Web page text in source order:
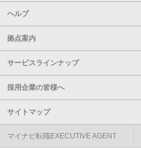
ヘルプ
拠点案内
サービスラインナップ
採用企業の皆様へ
サイトマップ
マイナビ転職EXECUTIVE AGENT